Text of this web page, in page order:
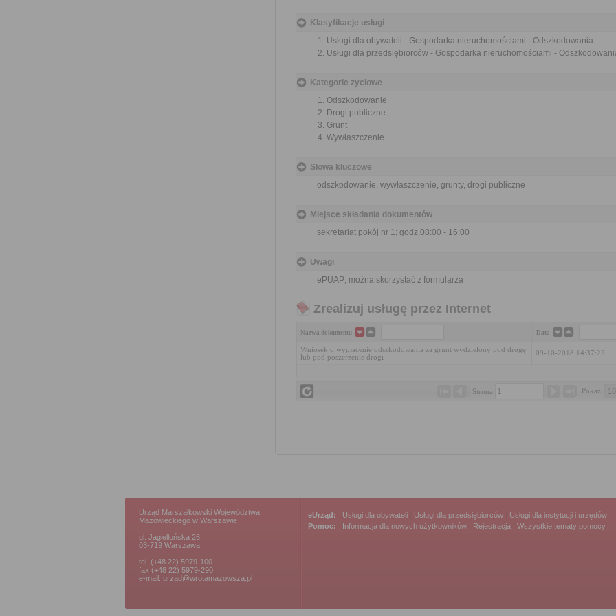
Klasyfikacje usługi
Usługi dla obywateli - Gospodarka nieruchomościami - Odszkodowania
Usługi dla przedsiębiorców - Gospodarka nieruchomościami -
Kategorie życiowe
Odszkodowanie
Drogi publiczne
Grunt
Wywłaszczenie
Słowa kluczowe
odszkodowanie, wywłaszczenie, grunty, drogi publiczne
Miejsce składania dokumentów
sekretariat pokój nr 1; godz.08:00 - 16:00
Uwagi
ePUAP; można skorzystać z formularza
Zrealizuj usługę przez Internet
Nazwa dokumentu Data
Wniosek o wypłacenie odszkodowania za grunt wydzielony pod drogę
lub pod poszerzenie drogi
09-10-2018 14:37:22
Strona Pokaż
Urząd Marszałkowski Województwa
Mazowieckiego w Warszawie
ul. Jagiellońska 26
03-719 Warszawa
tel. (+48 22) 5979-100
fax (+48 22) 5979-290
e-mail: urzad@wrotamazowsza.pl
eUrząd: Usługi dla obywateli Usługi dla przedsiębiorców
Usługi dla instytucji i urzędów
Pomoc:
Informacja dla nowych użytkowników Rejestracja |Wszystkie tematy pomocy